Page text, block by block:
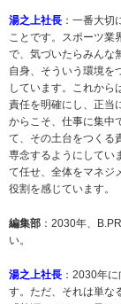
湯之上社長 ：一番大
ことです。スポーツ業
で、気づいたらみんな
自身、そういう環境を
しています。これから
責任を明確にし、正当
からこそ、仕事に集中
て、その土台をつくる
専念するようにしてい
て任せ、全体をマネジ
役割を感じています。
編集部 ：2030年、
い。
湯之上社長 ：2030年
す。ただ、それは単な